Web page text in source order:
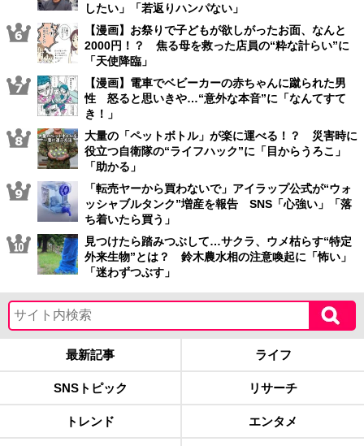
したい」「若返りハンパない」
【漫画】お祭りで子どもが欲しがったお面、なんと
2000円！？ 焦る母を救った店員の“粋な計らい”に
「天使降臨」
【漫画】電車でベビーカーの赤ちゃんに蹴られた男
性 怒ると思いきや…“意外な本音”に「なんてすて
き！」
大量の「ペットボトル」が楽に運べる！？ 災害時に
役立つ自衛隊の“ライフハック”に「目からうろこ」
「助かる」
「転売ヤーから買わないで」アイラップ公式が“ウォ
ッシャブルタンク”増産を報告 SNS「心強い」「落
ち着いたら買う」
見つけたら踏みつぶして…サクラ、ウメ枯らす“特定
外来生物”とは？ 鈴木農水相の注意喚起に「怖い」
「迷わずつぶす」
最新記事 ライフ
SNSトピック リサーチ
トレンド エンタメ